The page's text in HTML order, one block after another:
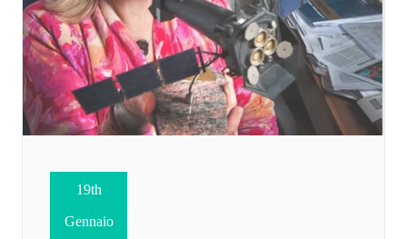
19th
Gennaio